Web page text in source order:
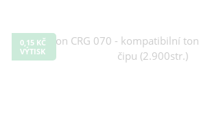
0,15 KČ
VÝTISK